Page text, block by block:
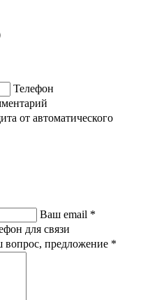
Телефон
от автоматического
Ваш email *
для связи
вопрос, предложение *